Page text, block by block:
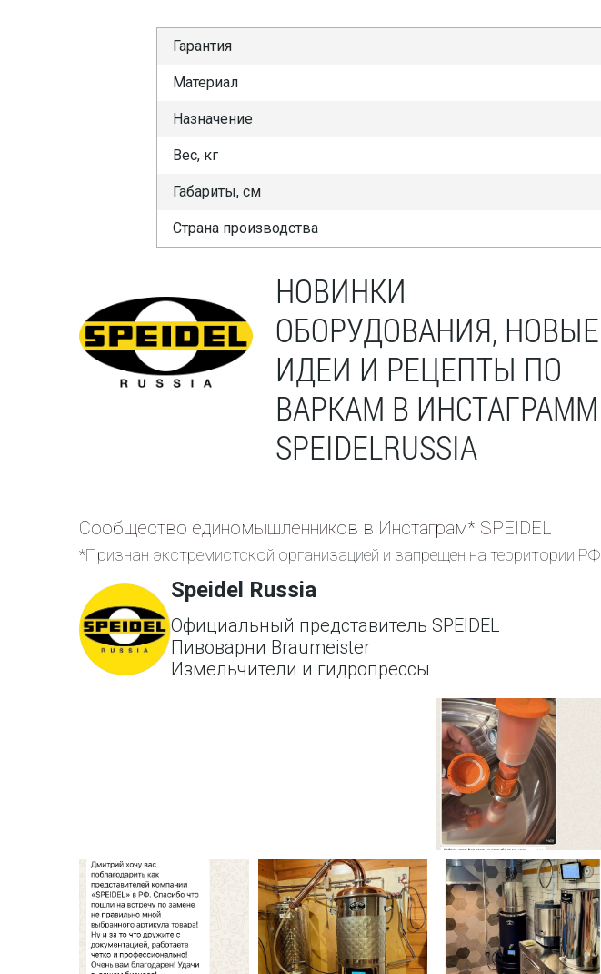
Гарантия
Материал
Назначение
Вес, кг
Габариты, см
Страна производства
НОВИНКИ
ОБОРУДОВАНИЯ, НОВЫЕ
ИДЕИ И РЕЦЕПТЫ ПО
ВАРКАМ В ИНСТАГРАММ
SPEIDELRUSSIA
Сообщество единомышленников в Инстаграм* SPEIDEL
*Признан экстремистской организацией и запрещен на территории РФ.
Speidel Russia
Официальный представитель SPEIDEL
Пивоварни Braumeister
Измельчители и гидропрессы